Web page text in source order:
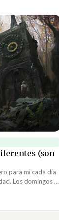
(son
para mi cada día
Los domingos se
no son lo